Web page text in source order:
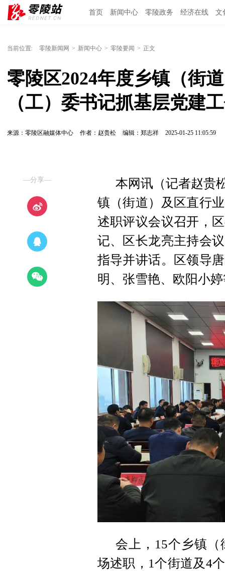
首页 新闻中心 零陵政务 经济在线 文
当前位置: 零陵新闻网 > 新闻中心 > 零陵要闻 > 正文
零陵区2024年度乡镇（街
（工）委书记抓基层党建
来源：零陵区融媒体中心 作者：赵贵松 编辑：郑志祥 2025-01-25 11:05:59
—分享—
本网讯（记者赵贵
镇（街道）及区直行
述职评议会议召开，
记、区长龙亮主持会
指导并讲话。区领导
明、张雪艳、欧阳小
会上，15个乡镇
场述职，1个街道及4